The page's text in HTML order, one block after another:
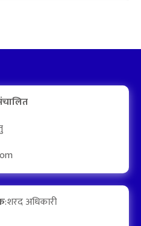
:शरद अधिकारी